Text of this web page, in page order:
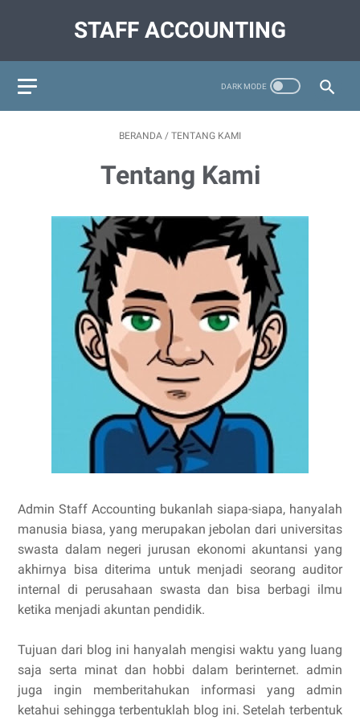
STAFF ACCOUNTING
BERANDA / TENTANG KAMI
Tentang Kami
Admin Staff Accounting bukanlah siapa-siapa, hanyalah
manusia biasa, yang merupakan jebolan dari universitas
swasta dalam negeri jurusan ekonomi akuntansi yang
akhirnya bisa diterima untuk menjadi seorang auditor
internal di perusahaan swasta dan bisa berbagi ilmu
ketika menjadi akuntan pendidik.
Tujuan dari blog ini hanyalah mengisi waktu yang luang
saja serta minat dan hobbi dalam berinternet. admin
juga ingin memberitahukan informasi yang admin
ketahui sehingga terbentuklah blog ini. Setelah terbentuk